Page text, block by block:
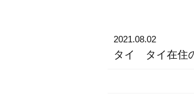
2021.08.02
タイ タイ在住